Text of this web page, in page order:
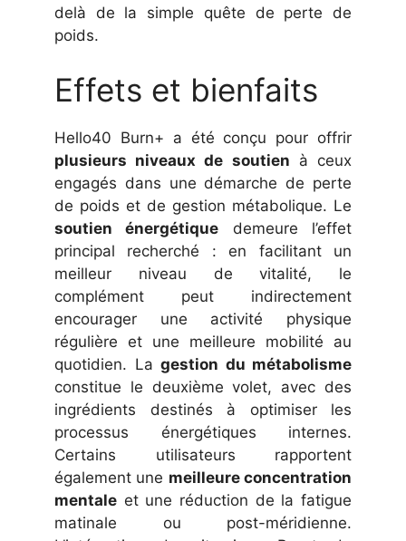
delà de la simple quête de perte de
poids.
Effets et bienfaits
Hello40 Burn+ a été conçu pour offrir
plusieurs niveaux de soutien à ceux
engagés dans une démarche de perte
de poids et de gestion métabolique. Le
soutien énergétique demeure l’effet
principal recherché : en facilitant un
meilleur niveau de vitalité, le
complément peut indirectement
encourager une activité physique
régulière et une meilleure mobilité au
quotidien. La gestion du métabolisme
constitue le deuxième volet, avec des
ingrédients destinés à optimiser les
processus énergétiques internes.
Certains utilisateurs rapportent
également une meilleure concentration
mentale et une réduction de la fatigue
matinale ou post-méridienne.